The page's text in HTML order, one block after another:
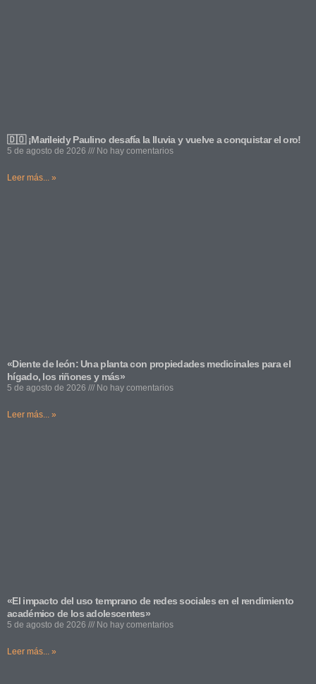
🇩🇴 ¡Marileidy Paulino desafía la lluvia y vuelve a conquistar el oro!
5 de agosto de 2026 No hay comentarios
Leer más... »
«Diente de león: Una planta con propiedades medicinales para el
hígado, los riñones y más»
5 de agosto de 2026 No hay comentarios
Leer más... »
«El impacto del uso temprano de redes sociales en el rendimiento
académico de los adolescentes»
5 de agosto de 2026 No hay comentarios
Leer más... »